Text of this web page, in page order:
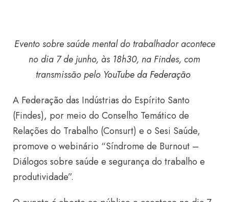
Evento sobre saúde mental do trabalhador acontece
no dia 7 de junho, às 18h30, na Findes, com
transmissão pelo YouTube da Federação
A Federação das Indústrias do Espírito Santo
(Findes), por meio do Conselho Temático de
Relações do Trabalho (Consurt) e o Sesi Saúde,
promove o webinário “Síndrome de Burnout –
Diálogos sobre saúde e segurança do trabalho e
produtividade”.